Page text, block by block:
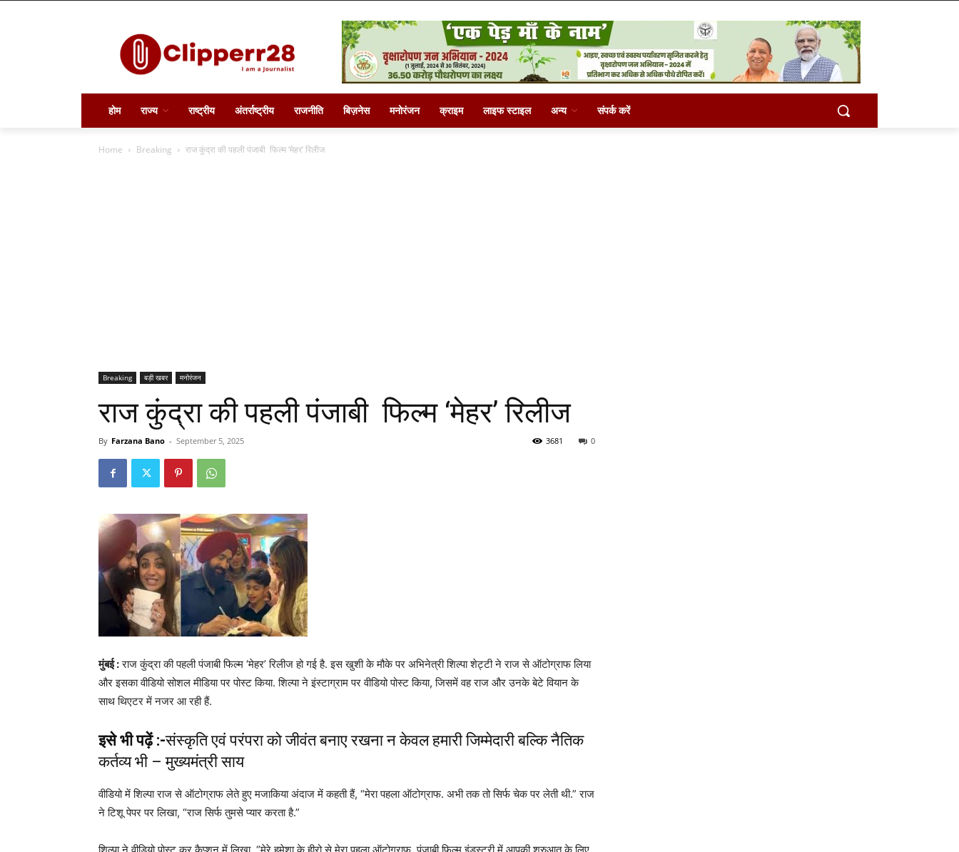
होम राज्य राष्ट्रीय अंतर्राष्ट्रीय राजनीति बिज़नेस मनोरंजन क्राइम लाइफ स्टाइल अन्य संपर्क करें
Home Breaking राज कुंद्रा की पहली पंजाबी फिल्म ‘मेहर’ रिलीज
Breaking बड़ी खबर मनोरंजन
राज कुंद्रा की पहली पंजाबी फिल्म ‘मेहर’ रिलीज
By Farzana Bano - September 5, 2025 0
3681
मुंबई :राज कुंद्रा की पहली पंजाबी फिल्म ‘मेहर’ रिलीज हो गई है. इस खुशी के मौके पर अभिनेत्री शिल्पा शेट्टी ने राज से ऑटोग्राफ लिया
और इसका वीडियो सोशल मीडिया पर पोस्ट किया. शिल्पा ने इंस्टाग्राम पर वीडियो पोस्ट किया, जिसमें वह राज और उनके बेटे वियान के
साथ थिएटर में नजर आ रही हैं.
इसे भी पढ़ें :-संस्कृति एवं परंपरा को जीवंत बनाए रखना न केवल हमारी जिम्मेदारी बल्कि नैतिक
कर्तव्य भी – मुख्यमंत्री साय
वीडियो में शिल्पा राज से ऑटोग्राफ लेते हुए मजाकिया अंदाज में कहती हैं, “मेरा पहला ऑटोग्राफ. अभी तक तो सिर्फ चेक पर लेती थी.” राज
ने टिशू पेपर पर लिखा, “राज सिर्फ तुमसे प्यार करता है.”